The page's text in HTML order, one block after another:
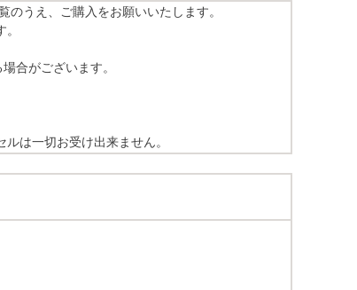
うえ、ご購入をお願いいたします。
合がございます。
は一切お受け出来ません。